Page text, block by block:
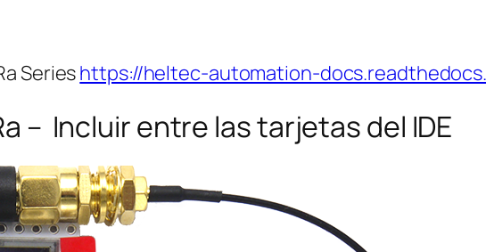
Serieshttps://heltec-automation-
– Incluir entre las tarjetas del IDE